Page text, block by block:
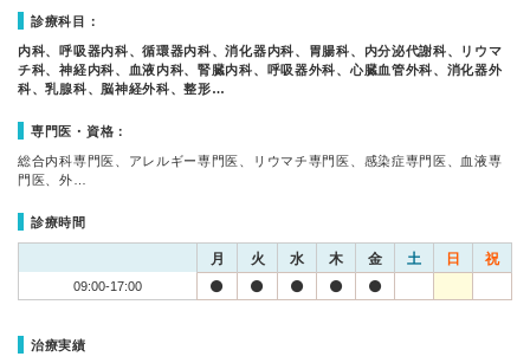
診療科目：
内科、呼吸器内科、循環器内科、消化器内科、胃腸科、内分泌代謝科、リウマ
チ科、神経内科、血液内科、腎臓内科、呼吸器外科、心臓血管外科、消化器外
科、乳腺科、脳神経外科、整形…
専門医・資格：
総合内科専門医、アレルギー専門医、リウマチ専門医、感染症専門医、血液専
門医、外…
診療時間
月 火 水 木 金 土 日 祝
09:00-17:00
治療実績